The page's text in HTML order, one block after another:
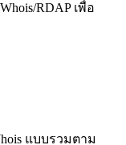
RDAP เพื่อ
แบบรวมตาม